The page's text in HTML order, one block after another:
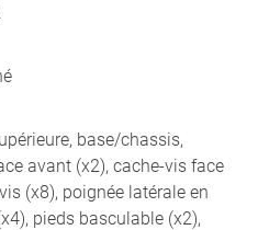
base/chassis,
avant (x2), cache-vis face
(x8), poignée latérale en
pieds basculable (x2),